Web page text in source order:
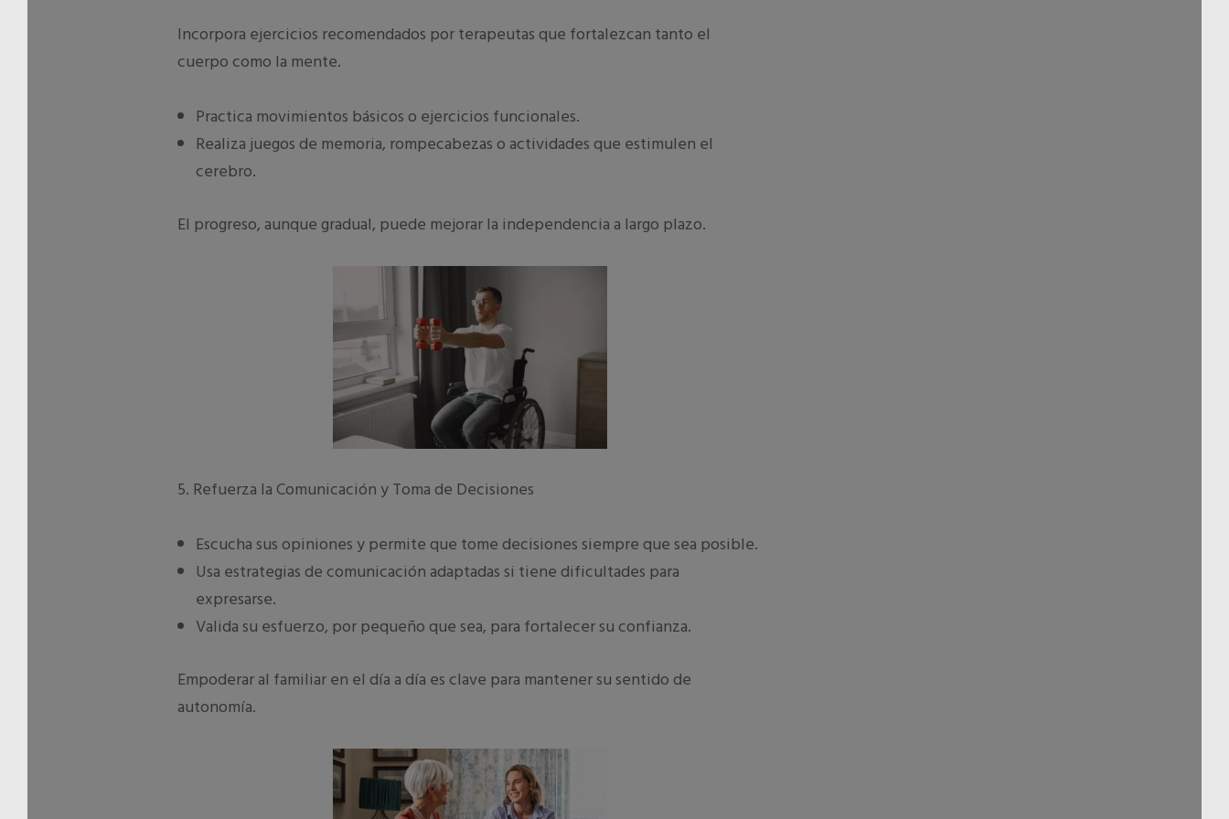
Incorpora ejercicios recomendados por terapeutas que fortalezcan tanto el
cuerpo como la mente.
Practica movimientos básicos o ejercicios funcionales.
Realiza juegos de memoria, rompecabezas o actividades que estimulen el
cerebro.
El progreso, aunque gradual, puede mejorar la independencia a largo plazo.
5. Refuerza la Comunicación y Toma de Decisiones
Escucha sus opiniones y permite que tome decisiones siempre que sea posible.
Usa estrategias de comunicación adaptadas si tiene dificultades para
expresarse.
Valida su esfuerzo, por pequeño que sea, para fortalecer su confianza.
Empoderar al familiar en el día a día es clave para mantener su sentido de
autonomía.